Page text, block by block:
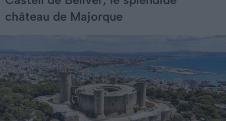
château de Majorque